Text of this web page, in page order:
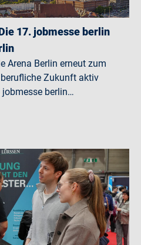
17. jobmesse berlin
Arena Berlin erneut zum
Zukunft aktiv
berlin…